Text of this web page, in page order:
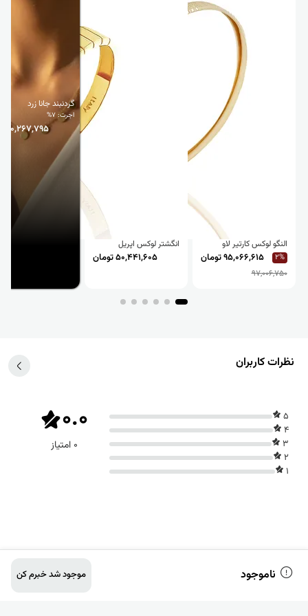
النگو لوکس کارتیر لاو
2% 95,066,615 تومان
97,006,750
انگشتر لوکس اپریل
50,441,605 تومان
گردنبند جانا زرد
اجرت: 7%
50,267,795 تومان
نظرات کاربران
5
4
3
2
1
0.0
0 امتیاز
ناموجود موجود شد خبرم کن